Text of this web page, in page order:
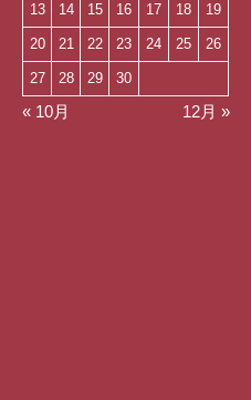
13 14 15 16 17 18 19
20 21 22 23 24 25 26
27 28 29 30
« 10月 12月 »